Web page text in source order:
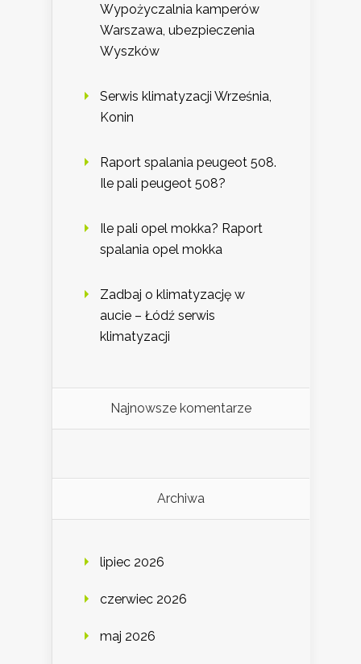
Wypożyczalnia kamperów
Warszawa, ubezpieczenia
Wyszków
Serwis klimatyzacji Września,
Konin
Raport spalania peugeot 508.
Ile pali peugeot 508?
Ile pali opel mokka? Raport
spalania opel mokka
Zadbaj o klimatyzację w
aucie – Łódź serwis
klimatyzacji
Najnowsze komentarze
Archiwa
lipiec 2026
czerwiec 2026
maj 2026